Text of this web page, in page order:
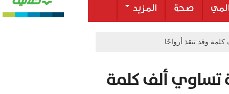
صحة المزيد
وقد تنقذ أرواحًا
تساوي ألف كلمة